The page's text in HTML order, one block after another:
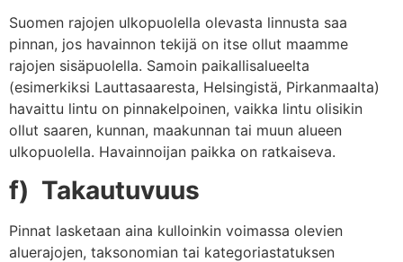
Suomen rajojen ulkopuolella olevasta linnusta saa
pinnan, jos havainnon tekijä on itse ollut maamme
rajojen sisäpuolella. Samoin paikallisalueelta
(esimerkiksi Lauttasaaresta, Helsingistä, Pirkanmaalta)
havaittu lintu on pinnakelpoinen, vaikka lintu olisikin
ollut saaren, kunnan, maakunnan tai muun alueen
ulkopuolella. Havainnoijan paikka on ratkaiseva.
f) Takautuvuus
Pinnat lasketaan aina kulloinkin voimassa olevien
aluerajojen, taksonomian tai kategoriastatuksen